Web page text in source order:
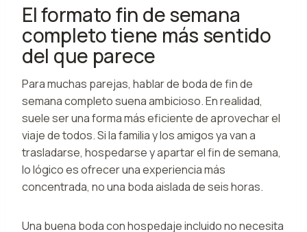
El formato fin de semana
completo tiene más sentido
del que parece
Para muchas parejas, hablar de boda de fin de
semana completo suena ambicioso. En realidad,
suele ser una forma más eficiente de aprovechar el
viaje de todos. Si la familia y los amigos ya van a
trasladarse, hospedarse y apartar el fin de semana,
lo lógico es ofrecer una experiencia más
concentrada, no una boda aislada de seis horas.
Una buena boda con hospedaje incluido no necesita